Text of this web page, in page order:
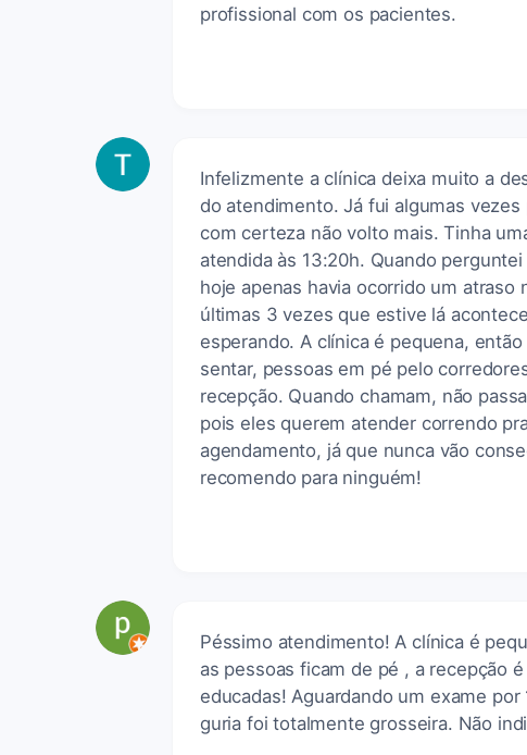
profissional com os pacientes.
Infelizmente a clínica deixa muito a
do atendimento. Já fui algumas
com certeza não volto mais. Tinha
atendida às 13:20h. Quando
hoje apenas havia ocorrido um
últimas 3 vezes que estive lá
esperando. A clínica é pequena,
sentar, pessoas em pé pelo
recepção. Quando chamam, não
pois eles querem atender correndo
agendamento, já que nunca vão
recomendo para ninguém!
Péssimo atendimento! A clínica é
as pessoas ficam de pé , a recepção
educadas! Aguardando um exame
guria foi totalmente grosseira. Não